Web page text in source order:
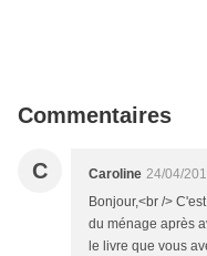
Commentaires
C Caroline 24/04/
Bonjour,<br />
du ménage après
le livre que vous